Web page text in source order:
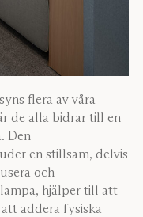
flera av våra
de alla bidrar till en
Den
en stillsam, delvis
och
hjälper till att
addera fysiska